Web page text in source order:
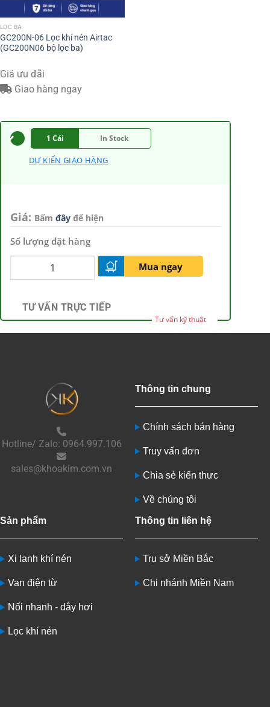
LỌC BA
GC200N-06 Lọc khí nén Airtac
(GC200N06 bộ lọc ba)
Giá ưu đãi
Giao hàng ngay
1 Cái In Stock
DỰ KIẾN GIAO HÀNG
Giá: Bấm đây để hiện
Số lượng đặt hàng
Mua ngay
TƯ VẤN TRỰC TIẾP
Tư vấn kỹ thuật
Hotline/ Zalo: 0964.997.106
sales@khoakim.com.vn
Thông tin chung
Chính sách bán hàng
Truy vấn đơn
Chia sẻ kiến thưc
Về chúng tôi
Sản phẩm
Xi lanh khí nén
Van điện từ
Nối nhanh - dây hơi
Lọc khí nén
Thông tin liên hệ
Trụ sở Miền Bắc
Chi nhánh Miền Nam